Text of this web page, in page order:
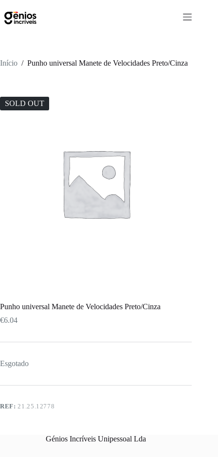
Início / Punho universal Manete de Velocidades Preto/Cinza
SOLD OUT
Punho universal Manete de Velocidades Preto/Cinza
€6.04
Esgotado
REF: 21.25.12778
Génios Incríveis Unipessoal Lda